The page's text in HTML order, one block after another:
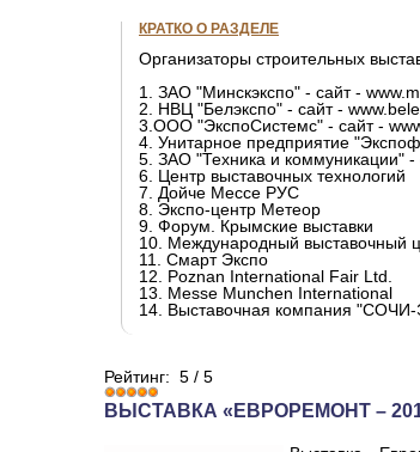
КРАТКО О РАЗДЕЛЕ
Организаторы строительных
1. ЗАО "Минскэкспо" - сайт -
2. НВЦ "Белэкспо" - сайт -
3.ООО "ЭкспоСистемс" - сайт -
4. Унитарное предприятие
5. ЗАО "Техника и коммуникации" -
6. Центр выставочных технологий
7. Дойче Мессе РУС
8. Экспо-центр Метеор
9. Форум. Крымские выставки
10. Международный выставочный
11. Смарт Экспо
12. Poznan International Fair Ltd.
13. Messe Munchen International
14. Выставочная компания
Рейтинг: 5 / 5
ВЫСТАВКА «ЕВРОРЕМОНТ –